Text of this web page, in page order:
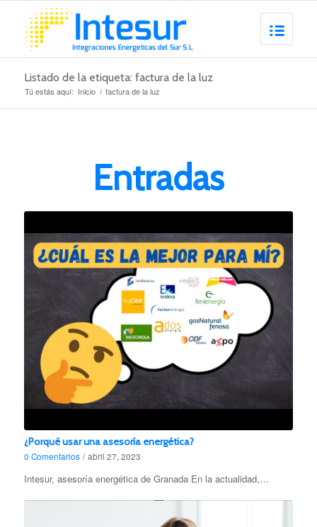
Listado de la etiqueta: factura de la luz
Tú estás aquí: Inicio / factura de la luz
Entradas
¿Porqué usar una asesoría energética?
0 Comentarios / abril 27, 2023
Intesur, asesoría energética de Granada En la actualidad,…